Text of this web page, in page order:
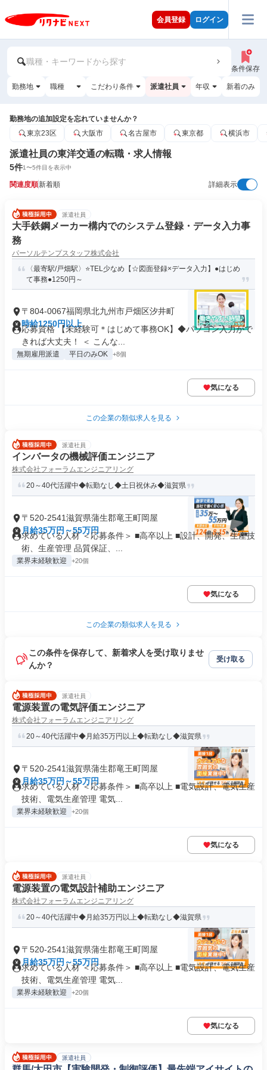
会員登録 ログイン
職種・キーワードから探す
条件保存
勤務地 職種 こだわり条件 派遣社員 年収 新着のみ
勤務地の追加設定を忘れていませんか？
東京23区
大阪市 名古屋市 東京都 横浜市
派遣社員の東洋交通の転職・求人情報
5件1〜5件目を表示中
関連度順新着順 詳細表示
派遣社員
大手鉄鋼メーカー構内でのシステム登録・データ入力事
務
パーソルテンプスタッフ株式会社
〈最寄駅/戸畑駅〉⭐️TEL少なめ【☆図面登録×データ入力】●はじめ
て事務●1250円～
〒804-0067福岡県北九州市戸畑区汐井町
時給1250円以上
応募資格 【未経験可＊はじめて事務OK】◆パソコン入力がで
きれば大丈夫！ ＜ こんな...
無期雇用派遣 平日のみOK +8個
気になる
この企業の類似求人を見る
派遣社員
インバータの機械評価エンジニア
株式会社フォーラムエンジニアリング
20～40代活躍中◆転勤なし◆土日祝休み◆滋賀県
〒520-2541滋賀県蒲生郡竜王町岡屋
月給35万円～55万円
求めている人材 ＜応募条件＞ ■高卒以上 ■設計、開発、生産技
術、生産管理 品質保証、...
業界未経験歓迎 +20個
気になる
この企業の類似求人を見る
この条件を保存して、新着求人を受け取りませ
んか？
受け取る
派遣社員
電源装置の電気評価エンジニア
株式会社フォーラムエンジニアリング
20～40代活躍中◆月給35万円以上◆転勤なし◆滋賀県
〒520-2541滋賀県蒲生郡竜王町岡屋
月給35万円～55万円
求めている人材 ＜応募条件＞ ■高卒以上 ■電気設計、電気生産
技術、電気生産管理 電気...
業界未経験歓迎 +20個
気になる
派遣社員
電源装置の電気設計補助エンジニア
株式会社フォーラムエンジニアリング
20～40代活躍中◆月給35万円以上◆転勤なし◆滋賀県
〒520-2541滋賀県蒲生郡竜王町岡屋
月給35万円～55万円
求めている人材 ＜応募条件＞ ■高卒以上 ■電気設計、電気生産
技術、電気生産管理 電気...
業界未経験歓迎 +20個
気になる
派遣社員